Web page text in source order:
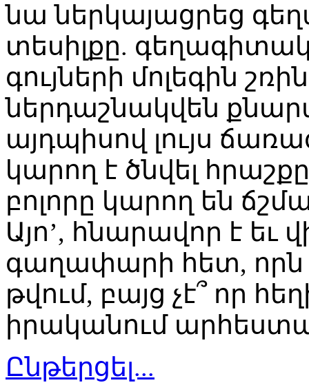
նա ներկայացրեց
տեսիլքը.
գույների մոլեգին
ներդաշնակվեն
այդպիսով լույս
կարող է ծնվել
բոլորը կարող են
Այո’, հնարավոր է եւ
գաղափարի հետ, որն
թվում, բայց չէ՞ որ
իրականում
Ընթերցել...